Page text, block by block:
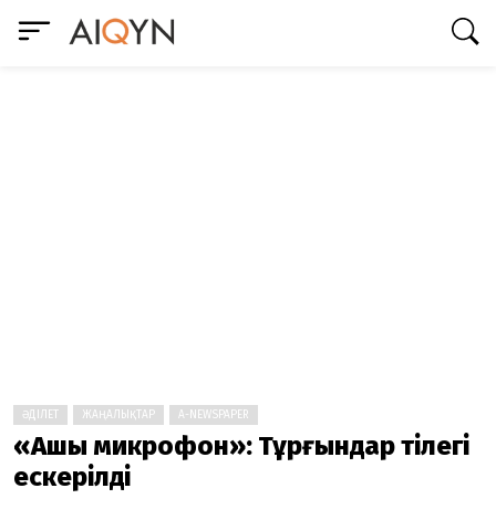
ӘДІЛЕТ ЖАҢАЛЫҚТАР A-NEWSPAPER
«Ашық микрофон»: Тұрғындар тілегі
ескерілді